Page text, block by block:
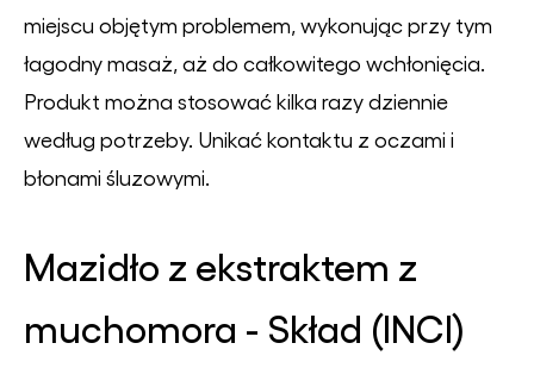
miejscu objętym problemem, wykonując przy tym
łagodny masaż, aż do całkowitego wchłonięcia.
Produkt można stosować kilka razy dziennie
według potrzeby. Unikać kontaktu z oczami i
błonami śluzowymi.
Mazidło z ekstraktem z
muchomora - Skład (INCI)